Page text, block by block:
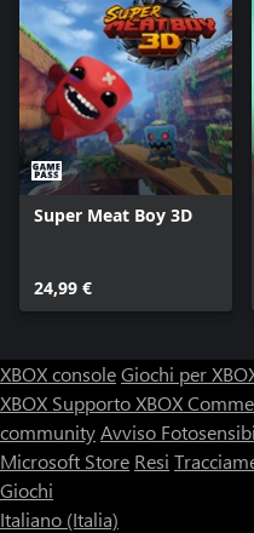
Super Meat Boy 3D
24,99 €
XBOX consoleGiochi per
XBOX Supporto XBOX
communityAvviso
Microsoft Store Resi
Giochi
Italiano (Italia)